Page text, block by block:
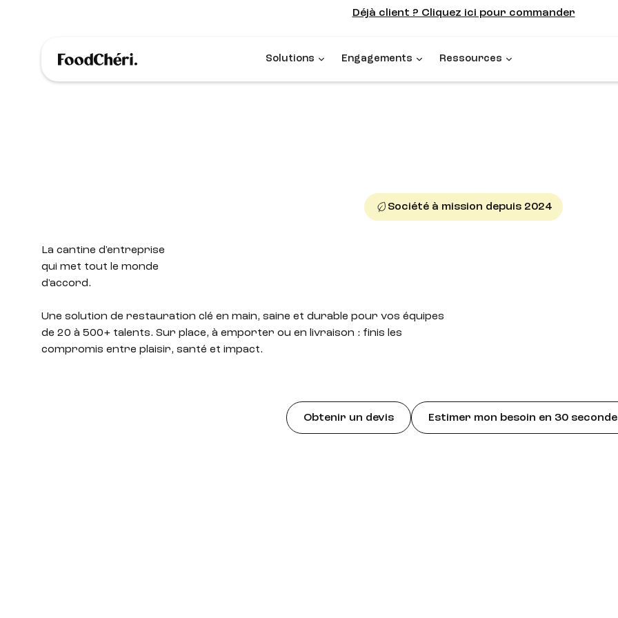
Déjà client ? Cliquez ici pour commander
Solutions Engagements Ressources
Société à mission depuis 2024
La cantine d'entreprise
qui met tout le monde
d'accord.
Une solution de restauration clé en main, saine et durable pour vos équipes
de 20 à 500+ talents. Sur place, à emporter ou en livraison : finis les
compromis entre plaisir, santé et impact.
Obtenir un devis Estimer mon besoin en 30